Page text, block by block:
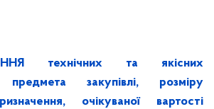
технічних та якісних
предмета закупівлі, розміру
очікуваної вартості